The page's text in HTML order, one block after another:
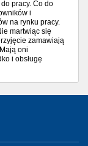
pracy. Co do
i
na rynku pracy.
martwiąc się
zamawiają
oni
i obsługę